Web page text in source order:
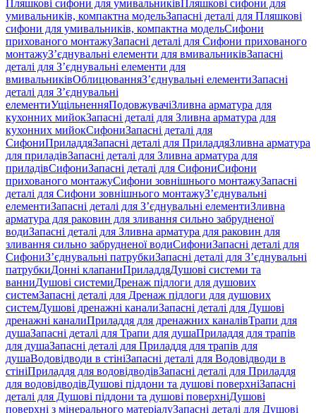
Пляшкові сифони для умивальниківПляшкові сифони для
умивальників, компактна модельЗапасні деталі для Пляшкові
сифони для умивальників, компактна модельСифони
прихованого монтажуЗапасні деталі для Сифони прихованого
монтажуЗ’єднувальні елементи для вмивальниківЗапасні
деталі для З’єднувальні елементи для
вмивальниківОблицюванняЗ’єднувальні елементиЗапасні
деталі для З’єднувальні
елементиУщільненняПодовжувачіЗливна арматура для
кухонних мийокЗапасні деталі для Зливна арматура для
кухонних мийокСифониЗапасні деталі для
СифониПриладдяЗапасні деталі для ПриладдяЗливна арматура
для приладівЗапасні деталі для Зливна арматура для
приладівСифониЗапасні деталі для СифониСифони
прихованого монтажуСифони зовнішнього монтажуЗапасні
деталі для Сифони зовнішнього монтажуЗ’єднувальні
елементиЗапасні деталі для З’єднувальні елементиЗливна
арматура для раковин для зливання сильно забрудненої
водиЗапасні деталі для Зливна арматура для раковин для
зливання сильно забрудненої водиСифониЗапасні деталі для
СифониЗ’єднувальні патрубкиЗапасні деталі для З’єднувальні
патрубкиДонні клапаниПриладдяДушові системи та
ванниДушові системиДренаж підлоги для душових
системЗапасні деталі для Дренаж підлоги для душових
системДушові дренажні каналиЗапасні деталі для Душові
дренажні каналиПриладдя для дренажних каналівТрапи для
душаЗапасні деталі для Трапи для душаПриладдя для трапів
для душаЗапасні деталі для Приладдя для трапів для
душаВодовідводи в стініЗапасні деталі для Водовідводи в
стініПриладдя для водовідводівЗапасні деталі для Приладдя
для водовідводівДушові піддони та душові поверхніЗапасні
деталі для Душові піддони та душові поверхніДушові
поверхні з мінерального матеріалуЗапасні деталі для Душові